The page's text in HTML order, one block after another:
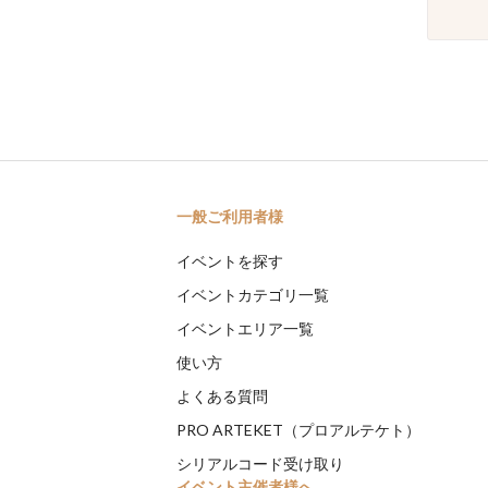
一般ご利用者様
イベントを探す
イベントカテゴリ一覧
イベントエリア一覧
使い方
よくある質問
PRO ARTEKET（プロアルテケト）
シリアルコード受け取り